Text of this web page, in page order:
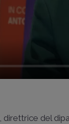
, direttrice del